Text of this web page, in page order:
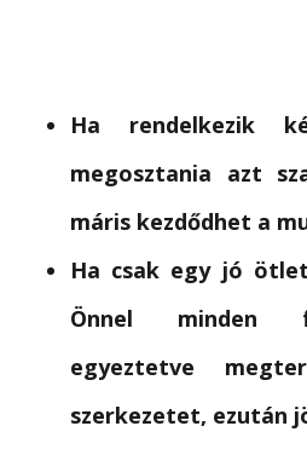
Ha rendelkezik
megosztania azt
máris kezdődhet a
Ha csak egy jó
Önnel minden
egyeztetve
szerkezetet, ezután